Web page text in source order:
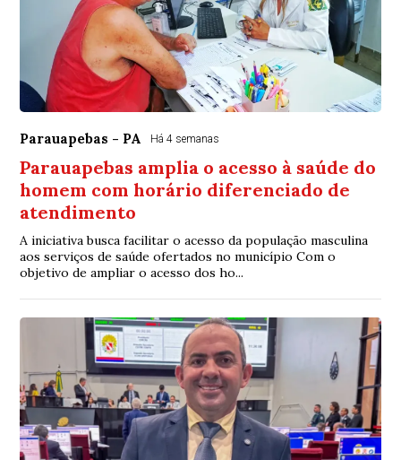
Parauapebas - PA Há 4 semanas
Parauapebas amplia o acesso à saúde do
homem com horário diferenciado de
atendimento
A iniciativa busca facilitar o acesso da população masculina
aos serviços de saúde ofertados no município Com o
objetivo de ampliar o acesso dos ho...